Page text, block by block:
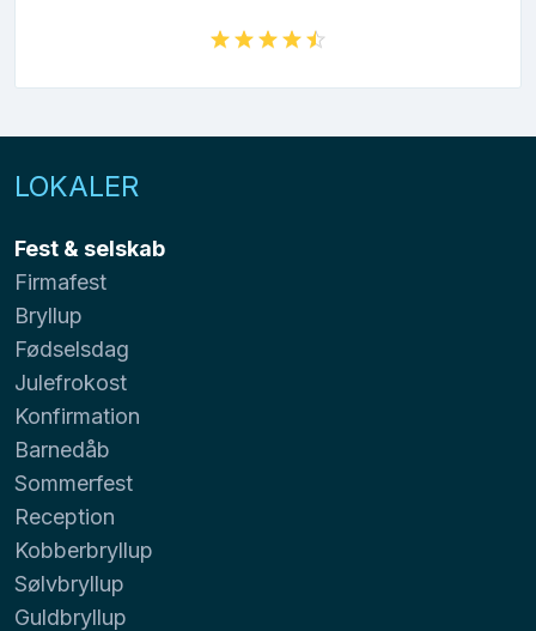
LOKALER
Fest & selskab
Firmafest
Bryllup
Fødselsdag
Julefrokost
Konfirmation
Barnedåb
Sommerfest
Reception
Kobberbryllup
Sølvbryllup
Guldbryllup